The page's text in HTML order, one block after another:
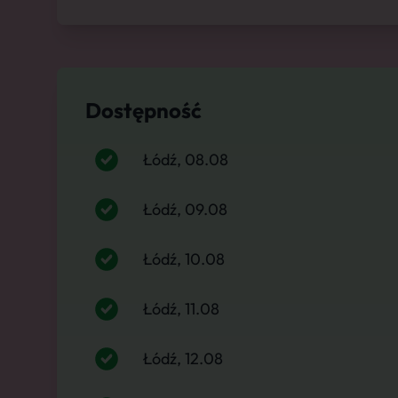
Dostępność
Łódź, 08.08
Łódź, 09.08
Łódź, 10.08
Łódź, 11.08
Łódź, 12.08